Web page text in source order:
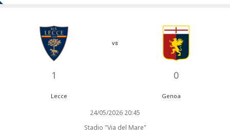
1
vs
0
Lecce Genoa
24/05/2026 20:45
Stadio "Via del Mare"